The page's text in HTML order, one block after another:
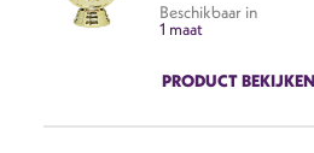
Beschikbaar in
1 maat
PRODUCT BEKIJKEN